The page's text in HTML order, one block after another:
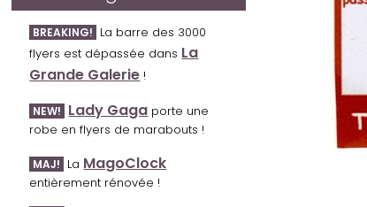
BREAKING! La barre des 3000
flyers est dépassée dans La
Grande Galerie !
NEW! Lady Gaga porte une
robe en flyers de marabouts !
MAJ! La MagoClock
entièrement rénovée !